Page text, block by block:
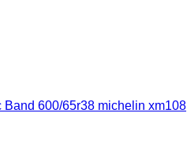
600/65r38 michelin xm108